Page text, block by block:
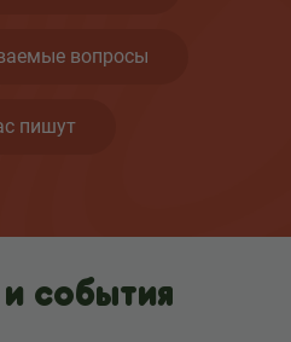
вопросы
пишут
события